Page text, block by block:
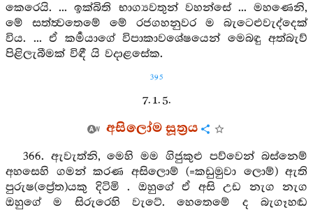
කෙරෙයි. ... ඉක්බිති භාග්‍යවතුන් වහන්සේ ... මහණෙනි,
මේ සත්ත්‍වතෙමේ මේ රජගහනුවර ම බැටෙළුවැද්දෙක්
විය. ... ඒ කර්‍මයාගේ විපාකාවශේෂයෙන් මෙබඳු අත්බැව්
පිළිලැබීමක් විඳී යි වදාළසේක.
395
7. 1. 5.
අසිලෝම සූත්‍රය
366. ඇවැත්නි, මෙහි මම ගිජුකුළු පව්වෙන් බස්නෙම්
අහසෙහි ගමන් කරණ අසිලොම් (=කඩුමුවා ලොම්) ඇති
පුරුෂ(ප්‍රේත)යකු දිටිමි . ඔහුගේ ඒ අසි උඩ නැග නැග
ඔහුගේ ම සිරුරෙහි වැටේ. හෙතෙමේ ද බැගෑහඬ